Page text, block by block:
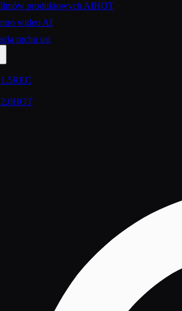
produktowych AIHOT
wideo AI
ruchu ust
REC
HOT